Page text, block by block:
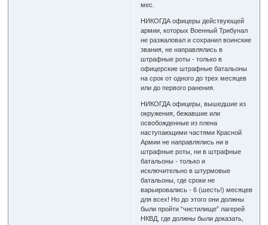
мес.
НИКОГДА офицеры действующей
армии, которых Военный Трибунал
не разжаловал и сохранил воинские
звания, не направлялись в
штрафные роты - только в
офицерские штрафные батальоны
на срок от одного до трех месяцев
или до первого ранения.
НИКОГДА офицеры, вышедшие из
окружения, бежавшие или
освобожденные из плена
наступающими частями Красной
Армии не направлялись ни в
штрафные роты, ни в штрафные
батальоны - только и
исключительно в штурмовые
батальоны, где сроки не
варьировались - 6 (шесть!) месяцев
для всех! Но до этого они должны
были пройти “чистилище” лагерей
НКВД, где должны были доказать,